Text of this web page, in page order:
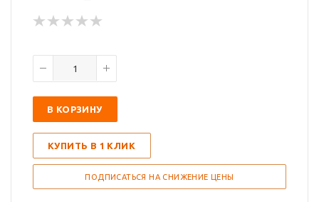
В КОРЗИНУ
КУПИТЬ В 1 КЛИК
ПОДПИСАТЬСЯ НА СНИЖЕНИЕ ЦЕНЫ